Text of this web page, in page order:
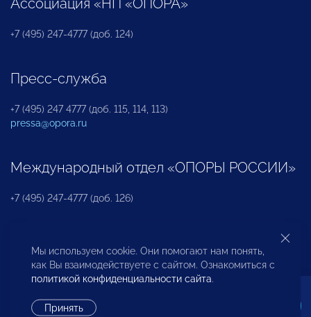
Ассоциация «НП «ОПОРА»
+7 (495) 247-4777 (доб. 124)
Пресс-служба
+7 (495) 247 4777 (доб. 115, 114, 113)
pressa@opora.ru
Международный отдел «ОПОРЫ РОССИИ»
+7 (495) 247-4777 (доб. 126)
Бюро по защите прав предпринимателей и
инвесторов
Мы используем cookie. Они помогают нам понять,
как Вы взаимодействуете с сайтом. Ознакомиться с
политикой конфиденциальности сайта.
Принять